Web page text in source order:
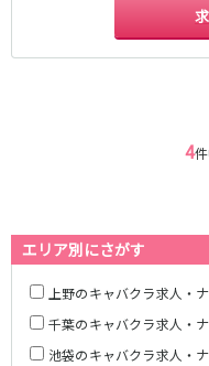
4
エリア別にさがす
上野のキャバクラ求人・
千葉のキャバクラ求人・
池袋のキャバクラ求人・
高崎
横浜駅
西川口駅
西日暮里駅